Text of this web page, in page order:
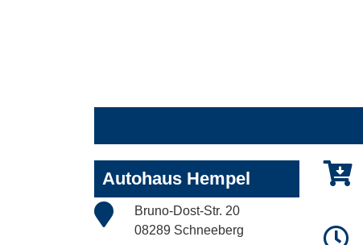
Autohaus Hempel
Bruno-Dost-Str. 20
08289 Schneeberg